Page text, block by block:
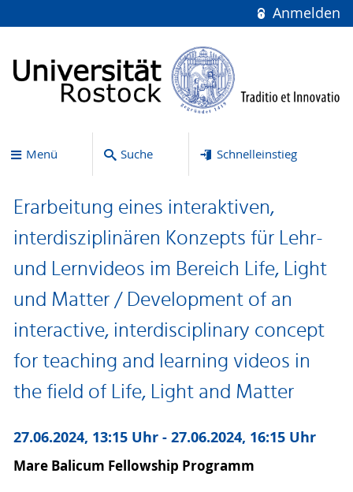
Anmelden
Menü Suche Schnelleinstieg
Erarbeitung eines interaktiven,
interdisziplinären Konzepts für Lehr-
und Lernvideos im Bereich Life, Light
und Matter / Development of an
interactive, interdisciplinary concept
for teaching and learning videos in
the field of Life, Light and Matter
27.06.2024, 13:15 Uhr - 27.06.2024, 16:15 Uhr
Mare Balicum Fellowship Programm